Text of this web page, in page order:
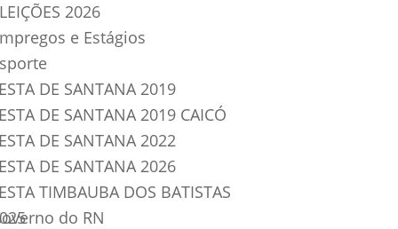
2026
e Estágios
DE SANTANA 2019
DE SANTANA 2019 CAICÓ
DE SANTANA 2022
DE SANTANA 2026
TIMBAUBA DOS BATISTAS
do RN